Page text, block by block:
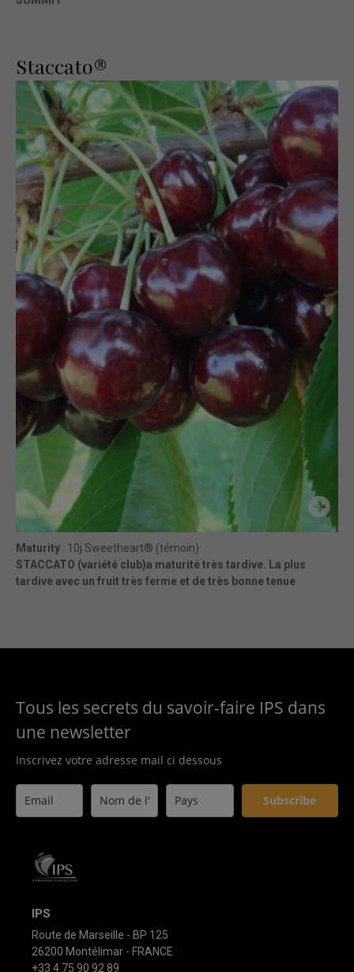
Staccato®
Maturity : 10j Sweetheart® (témoin)
STACCATO (variété club)a maturité très tardive. La plus
tardive avec un fruit très ferme et de très bonne tenue
Tous les secrets du savoir-faire IPS dans
une newsletter
Inscrivez votre adresse mail ci dessous
Subscribe
IPS
Route de Marseille - BP 125
26200 Montélimar - FRANCE
+33 4 75 90 92 89